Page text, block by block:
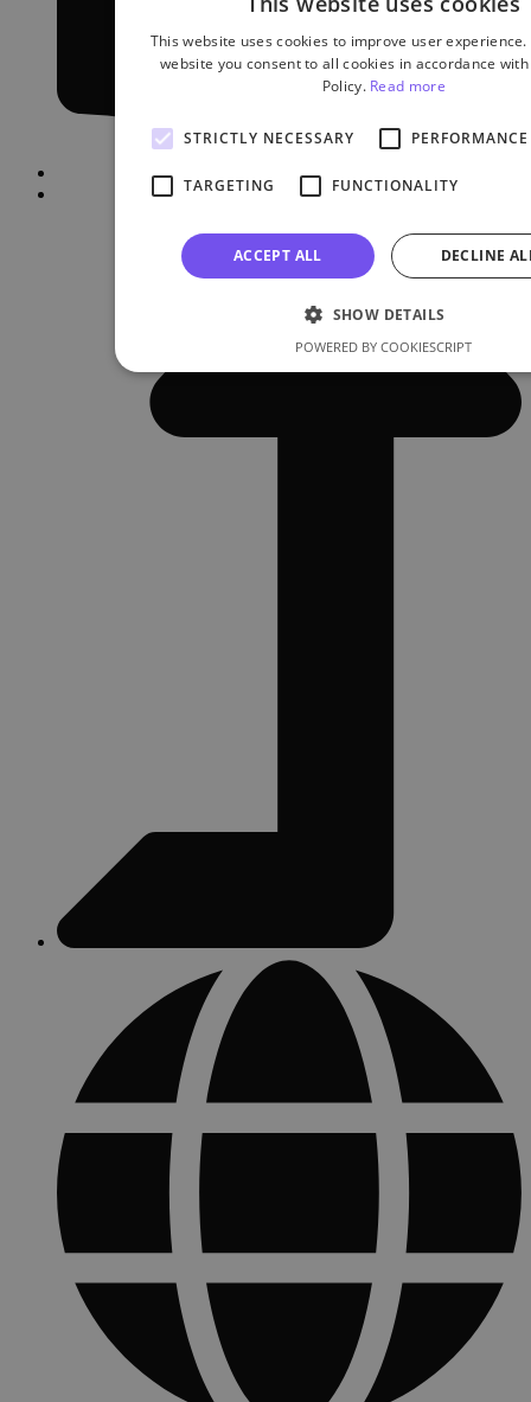
This website uses cookies to improve user
website you consent to all cookies in accordance
Policy. Read more
STRICTLY NECESSARY PERFORMANCE
TARGETING FUNCTIONALITY
ACCEPT ALL DECLINE
SHOW DETAILS
POWERED BY COOKIESCRIPT